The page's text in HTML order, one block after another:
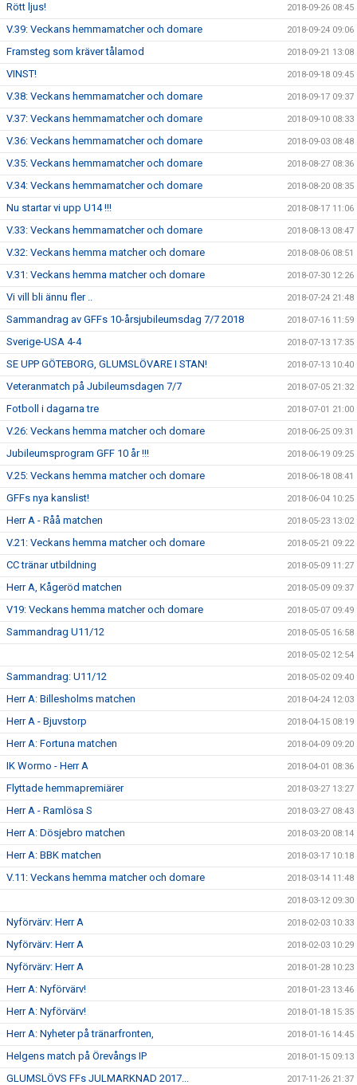
Rött ljus! 2018-09-26 08:45
V.39: Veckans hemmamatcher och domare 2018-09-24 09:06
Framsteg som kräver tålamod 2018-09-21 13:08
VINST! 2018-09-18 09:45
V.38: Veckans hemmamatcher och domare 2018-09-17 09:37
V.37: Veckans hemmamatcher och domare 2018-09-10 08:33
V.36: Veckans hemmamatcher och domare 2018-09-03 08:48
V.35: Veckans hemmamatcher och domare 2018-08-27 08:36
V.34: Veckans hemmamatcher och domare 2018-08-20 08:35
Nu startar vi upp U14 !!! 2018-08-17 11:06
V.33: Veckans hemmamatcher och domare 2018-08-13 08:47
V.32: Veckans hemma matcher och domare 2018-08-06 08:51
V.31: Veckans hemma matcher och domare 2018-07-30 12:26
Vi vill bli ännu fler .. 2018-07-24 21:48
Sammandrag av GFFs 10-årsjubileumsdag 7/7 2018 2018-07-16 11:59
Sverige-USA 4-4 2018-07-13 17:35
SE UPP GÖTEBORG, GLUMSLÖVARE I STAN! 2018-07-13 10:40
Veteranmatch på Jubileumsdagen 7/7 2018-07-05 21:32
Fotboll i dagarna tre 2018-07-01 21:00
V.26: Veckans hemma matcher och domare 2018-06-25 09:31
Jubileumsprogram GFF 10 år !!! 2018-06-19 09:25
V.25: Veckans hemma matcher och domare 2018-06-18 08:41
GFFs nya kanslist! 2018-06-04 10:25
Herr A - Råå matchen 2018-05-23 13:02
V.21: Veckans hemma matcher och domare 2018-05-21 09:22
CC tränar utbildning 2018-05-09 11:27
Herr A, Kågeröd matchen 2018-05-09 09:37
V19: Veckans hemma matcher och domare 2018-05-07 09:49
Sammandrag U11/12 2018-05-05 16:58
2018-05-02 12:54
Sammandrag: U11/12 2018-05-02 09:40
Herr A: Billesholms matchen 2018-04-24 12:03
Herr A - Bjuvstorp 2018-04-15 08:19
Herr A: Fortuna matchen 2018-04-09 09:20
IK Wormo - Herr A 2018-04-01 08:36
Flyttade hemmapremiärer 2018-03-27 13:27
Herr A - Ramlösa S 2018-03-27 08:43
Herr A: Dösjebro matchen 2018-03-20 08:14
Herr A: BBK matchen 2018-03-17 10:18
V.11: Veckans hemma matcher och domare 2018-03-14 11:48
2018-03-12 09:30
Nyförvärv: Herr A 2018-02-03 10:33
Nyförvärv: Herr A 2018-02-03 10:29
Nyförvärv: Herr A 2018-01-28 10:23
Herr A: Nyförvärv! 2018-01-23 13:46
Herr A: Nyförvärv! 2018-01-18 15:35
Herr A: Nyheter på tränarfronten, 2018-01-16 14:45
Helgens match på Örevångs IP 2018-01-15 09:13
GLUMSLÖVS FFs JULMARKNAD 2017... 2017-11-26 21:37